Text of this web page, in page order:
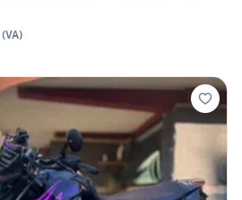
(VA)